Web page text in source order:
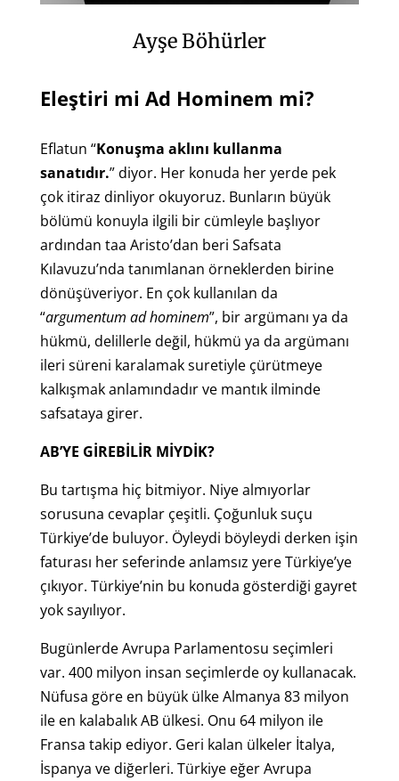
Ayşe Böhürler
Eleştiri mi Ad Hominem mi?
Eflatun “Konuşma aklını kullanma
sanatıdır.” diyor. Her konuda her yerde pek
çok itiraz dinliyor okuyoruz. Bunların büyük
bölümü konuyla ilgili bir cümleyle başlıyor
ardından taa Aristo’dan beri Safsata
Kılavuzu’nda tanımlanan örneklerden birine
dönüşüveriyor. En çok kullanılan da
“argumentum ad hominem”, bir argümanı ya da
hükmü, delillerle değil, hükmü ya da argümanı
ileri süreni karalamak suretiyle çürütmeye
kalkışmak anlamındadır ve mantık ilminde
safsataya girer.
AB’YE GİREBİLİR MİYDİK?
Bu tartışma hiç bitmiyor. Niye almıyorlar
sorusuna cevaplar çeşitli. Çoğunluk suçu
Türkiye’de buluyor. Öyleydi böyleydi derken işin
faturası her seferinde anlamsız yere Türkiye’ye
çıkıyor. Türkiye’nin bu konuda gösterdiği gayret
yok sayılıyor.
Bugünlerde Avrupa Parlamentosu seçimleri
var. 400 milyon insan seçimlerde oy kullanacak.
Nüfusa göre en büyük ülke Almanya 83 milyon
ile en kalabalık AB ülkesi. Onu 64 milyon ile
Fransa takip ediyor. Geri kalan ülkeler İtalya,
İspanya ve diğerleri. Türkiye eğer Avrupa